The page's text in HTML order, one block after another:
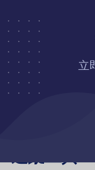
立
首頁
產業新聞
值得信賴的頂級
值得信賴